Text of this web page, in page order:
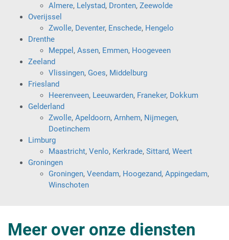
Almere, Lelystad, Dronten, Zeewolde
Overijssel
Zwolle, Deventer, Enschede, Hengelo
Drenthe
Meppel , Assen, Emmen, Hoogeveen
Zeeland
Vlissingen, Goes, Middelburg
Friesland
Heerenveen, Leeuwarden, Franeker, Dokkum
Gelderland
Zwolle, Apeldoorn, Arnhem, Nijmegen,
Doetinchem
Limburg
Maastricht, Venlo, Kerkrade, Sittard, Weert
Groningen
Groningen, Veendam, Hoogezand, Appingedam,
Winschoten
Meer over onze diensten